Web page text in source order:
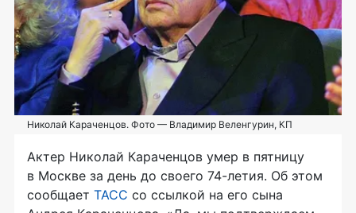
Николай Караченцов. Фото — Владимир Веленгурин, КП
Актер Николай Караченцов умер в пятницу
в Москве за день до своего 74-летия. Об этом
сообщает ТАСС со ссылкой на его сына